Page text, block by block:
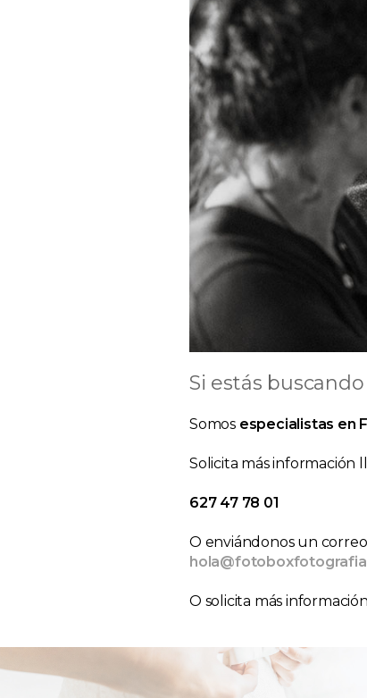
Si estás
Somos especialistas en
Solicita más información
627 47 78 01
O enviándonos un
O solicita más